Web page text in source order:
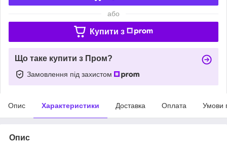
або
Купити з
Що таке купити з Пром?
Замовлення під захистом
Опис Характеристики Доставка Оплата Умови
Опис